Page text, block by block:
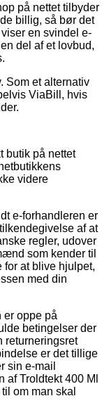
på nettet tilbyder
billig, så bør det
en svindel e-
del af et lovbud,
Som et alternativ
ViaBill, hvis
butik på nettet
videre
e-forhandleren er
af at
regler, udover
som kender til
for at blive hjulpet,
med din
er oppe på
betingelser der
returneringsret
er det tillige
sin e-mail
af Troldtekt 400 Ml
om man skal